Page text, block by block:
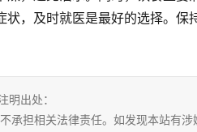
，及时就医是最好的选择。保
出处：
承担相关法律责任。如发现本站有涉